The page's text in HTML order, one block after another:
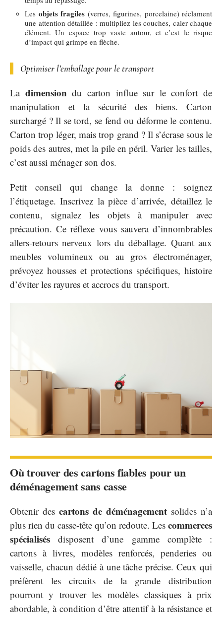
Les objets fragiles (verres, figurines, porcelaine) réclament
une attention détaillée : multipliez les couches, caler chaque
élément. Un espace trop vaste autour, et c’est le risque
d’impact qui grimpe en flèche.
Optimiser l’emballage pour le transport
La dimension du carton influe sur le confort de
manipulation et la sécurité des biens. Carton
surchargé ? Il se tord, se fend ou déforme le contenu.
Carton trop léger, mais trop grand ? Il s’écrase sous le
poids des autres, met la pile en péril. Varier les tailles,
c’est aussi ménager son dos.
Petit conseil qui change la donne : soignez
l’étiquetage. Inscrivez la pièce d’arrivée, détaillez le
contenu, signalez les objets à manipuler avec
précaution. Ce réflexe vous sauvera d’innombrables
allers-retours nerveux lors du déballage. Quant aux
meubles volumineux ou au gros électroménager,
prévoyez housses et protections spécifiques, histoire
d’éviter les rayures et accrocs du transport.
Où trouver des cartons fiables pour un
déménagement sans casse
Obtenir des cartons de déménagement solides n’a
plus rien du casse-tête qu’on redoute. Les commerces
spécialisés disposent d’une gamme complète :
cartons à livres, modèles renforcés, penderies ou
vaisselle, chacun dédié à une tâche précise. Ceux qui
préfèrent les circuits de la grande distribution
pourront y trouver les modèles classiques à prix
abordable, à condition d’être attentif à la résistance et